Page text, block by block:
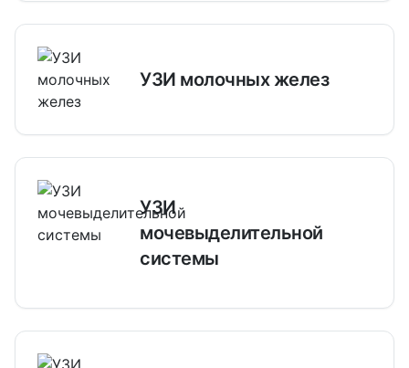
УЗИ молочных желез
УЗИ
мочевыделительной
системы